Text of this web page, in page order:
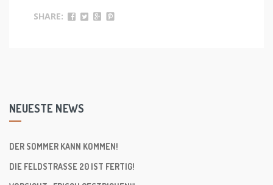
SHARE:
NEUESTE NEWS
DER SOMMER KANN KOMMEN!
DIE FELDSTRASSE 20 IST FERTIG!